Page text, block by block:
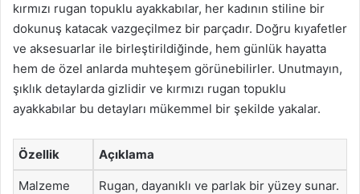
kırmızı rugan topuklu ayakkabılar, her kadının stiline bir
dokunuş katacak vazgeçilmez bir parçadır. Doğru kıyafetler
ve aksesuarlar ile birleştirildiğinde, hem günlük hayatta
hem de özel anlarda muhteşem görünebilirler. Unutmayın,
şıklık detaylarda gizlidir ve kırmızı rugan topuklu
ayakkabılar bu detayları mükemmel bir şekilde yakalar.
Özellik Açıklama
Malzeme Rugan, dayanıklı ve parlak bir yüzey sunar.